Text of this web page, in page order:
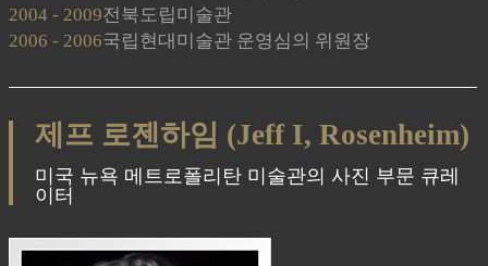
2004 - 2009전북도립미술관
2006 - 2006국립현대미술관 운영심의 위원장
제프 로젠하임 (Jeff I, Rosenheim)
미국 뉴욕 메트로폴리탄 미술관의 사진 부문 큐레
이터